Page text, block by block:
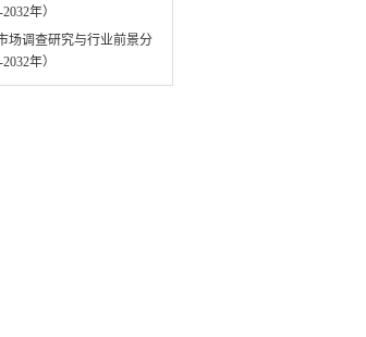
年）
场调查研究与行业前景分
年）